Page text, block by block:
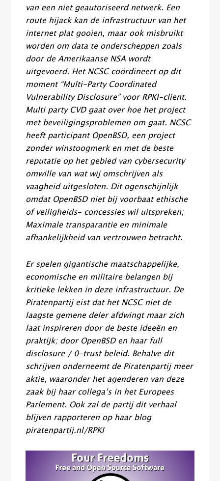
van een niet geautoriseerd netwerk. Een
route hijack kan de infrastructuur van het
internet plat gooien, maar ook misbruikt
worden om data te onderscheppen zoals
door de Amerikaanse NSA wordt
uitgevoerd. Het NCSC coördineert op dit
moment “Multi-Party Coordinated
Vulnerability Disclosure” voor RPKI-client.
Multi party CVD gaat over hoe het project
met beveiligingsproblemen om gaat. NCSC
heeft participant OpenBSD, een project
zonder winstoogmerk en met de beste
reputatie op het gebied van cybersecurity
omwille van wat wij omschrijven als
vaagheid uitgesloten. Dit ogenschijnlijk
omdat OpenBSD niet bij voorbaat ethische
of veiligheids- concessies wil uitspreken;
Maximale transparantie en minimale
afhankelijkheid van vertrouwen betracht.
Er spelen gigantische maatschappelijke,
economische en militaire belangen bij
kritieke lekken in deze infrastructuur. De
Piratenpartij eist dat het NCSC niet de
laagste gemene deler afdwingt maar zich
laat inspireren door de beste ideeën en
praktijk; door OpenBSD en haar full
disclosure / 0-trust beleid. Behalve dit
schrijven onderneemt de Piratenpartij meer
aktie, waaronder het agenderen van deze
zaak bij haar collega’s in het Europees
Parlement. Ook zal de partij dit verhaal
blijven rapporteren op haar blog
piratenpartij.nl/RPKI